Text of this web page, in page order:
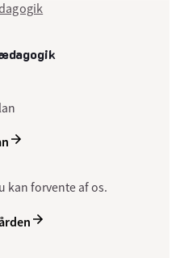
opdateret 10. juli 2025
kan forvente af os.